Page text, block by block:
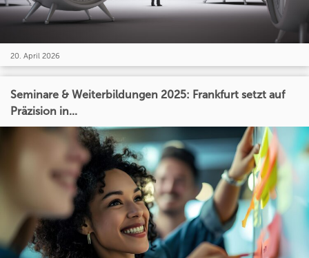
20. April 2026
Seminare & Weiterbildungen 2025: Frankfurt setzt auf
Präzision in...